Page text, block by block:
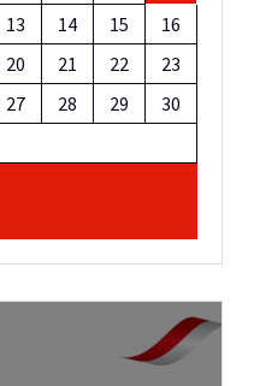
13 14 15
16
20 21 22
23
27 28 29
30